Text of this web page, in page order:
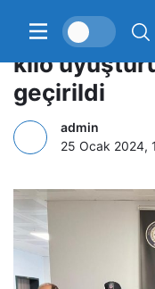
Akrep
kilo
geçirildi
admin
25 Ocak 2024,